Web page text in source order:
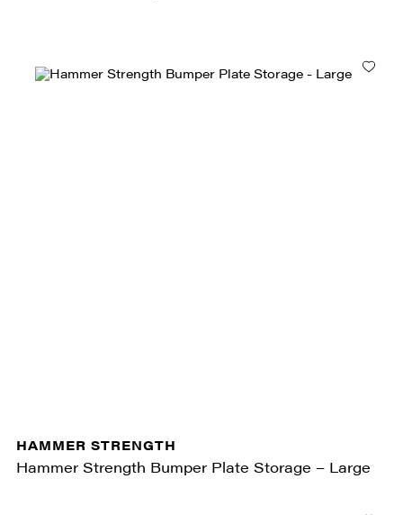
HAMMER STRENGTH
Hammer Strength Bumper Plate Storage – Large